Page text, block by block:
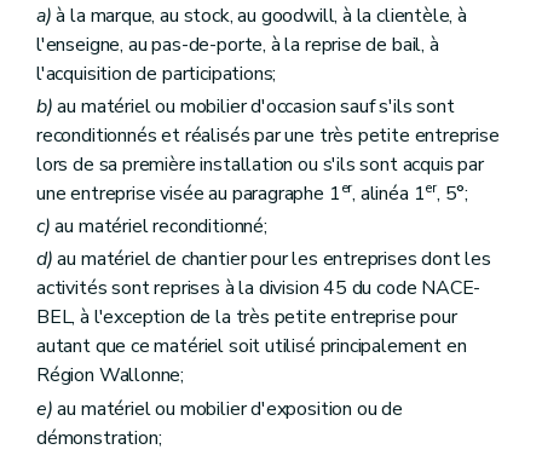
a)à la marque, au stock, au goodwill, à la clientèle, à
l'enseigne, au pas-de-porte, à la reprise de bail, à
l'acquisition de participations;
b)au matériel ou mobilier d'occasion sauf s'ils sont
reconditionnés et réalisés par une très petite entreprise
lors de sa première installation ou s'ils sont acquis par
une entreprise visée au paragraphe 1er, alinéa 1er, 5°;
c)au matériel reconditionné;
d)au matériel de chantier pour les entreprises dont les
activités sont reprises à la division 45 du code NACE-
BEL, à l'exception de la très petite entreprise pour
autant que ce matériel soit utilisé principalement en
Région Wallonne;
e)au matériel ou mobilier d'exposition ou de
démonstration;